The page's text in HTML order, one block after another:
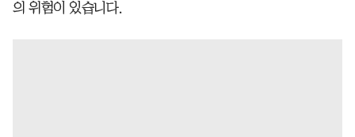
의 위험이 있습니다.